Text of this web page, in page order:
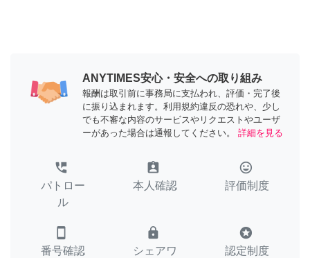
ANYTIMES安心・安全への取り組み
報酬は取引前に事務局に支払われ、評価・完了後
に振り込まれます。利用規約違反の恐れや、少し
でも不審な内容のサービスやリクエストやユーザ
ーがあった場合は通報してください。
詳細を見る
perm_phone_msg
パトロー
ル
assignment_ind
本人確認
tag_faces
評価制度
smartphone
番号確認
lock
シェアワ
stars
認定制度